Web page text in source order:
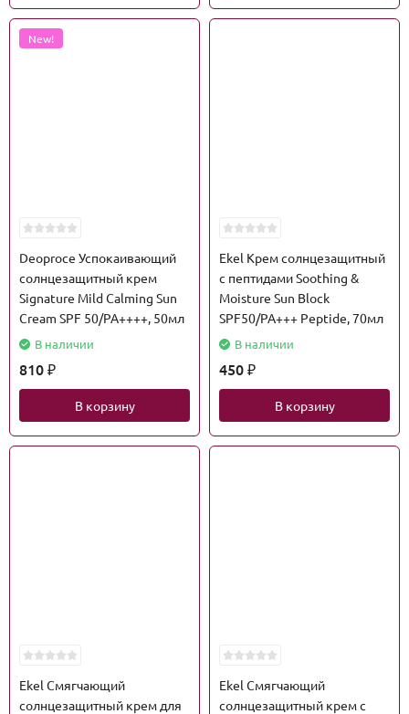
New!
Deoproce Успокаивающий
солнцезащитный крем
Signature Mild Calming Sun
Cream SPF 50/PA++++, 50мл
В наличии
810 ₽
В корзину
Ekel Крем солнцезащитный
с пептидами Soothing &
Moisture Sun Block
SPF50/PA+++ Peptide, 70мл
В наличии
450 ₽
В корзину
Ekel Смягчающий
солнцезащитный крем для
Ekel Смягчающий
солнцезащитный крем с